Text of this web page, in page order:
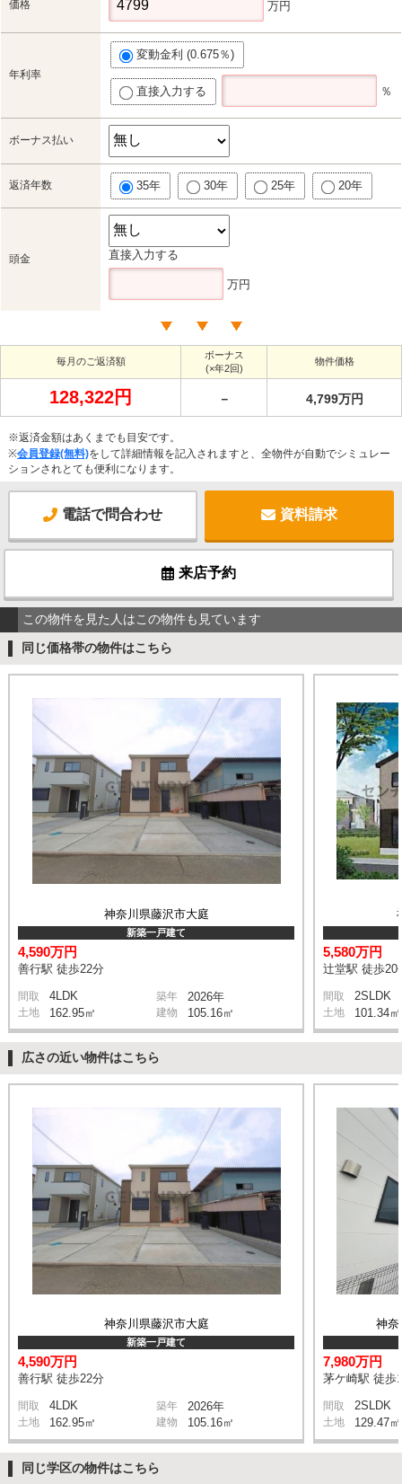
価格 万円
年利率
変動金利 (0.675％)
直接入力する ％
ボーナス払い
返済年数 35年 30年 25年 20年
頭金 直接入力する
万円
毎月のご返済額
ボーナス
(×年2回)
物件価格
128,322円 － 4,799万円
※返済金額はあくまでも目安です。
※会員登録(無料)をして詳細情報を記入されますと、全物件が自動でシミュレー
ションされとても便利になります。
電話で問合わせ 資料請求
来店予約
この物件を見た人はこの物件も見ています
同じ価格帯の物件はこちら
神奈川県藤沢市大庭
新築一戸建て
4,590万円
善行駅 徒歩22分
間取 4LDK 築年 2026年
土地 162.95㎡ 建物 105.16㎡
5,580万円
辻堂駅 徒歩20
間取 2SLDK
土地 101.34㎡
広さの近い物件はこちら
神奈川県藤沢市大庭
新築一戸建て
4,590万円
善行駅 徒歩22分
間取 4LDK 築年 2026年
土地 162.95㎡ 建物 105.16㎡
神奈
7,980万円
茅ケ崎駅 徒歩
間取 2SLDK
土地 129.47㎡
同じ学区の物件はこちら